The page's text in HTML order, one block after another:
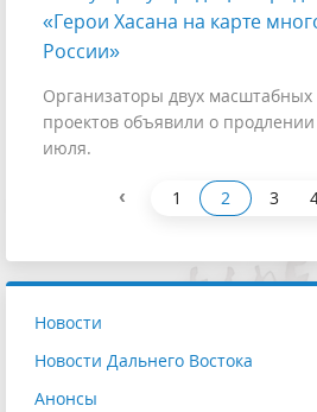
«Герои Хасана на карте
России»
Организаторы двух масштабных
проектов объявили о
июля.
‹ 1 2 3
Новости
Новости Дальнего Востока
Анонсы